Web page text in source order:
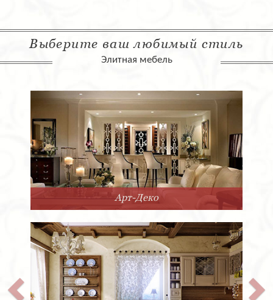
Выберите ваш любимый стиль
Элитная мебель
Арт-Деко